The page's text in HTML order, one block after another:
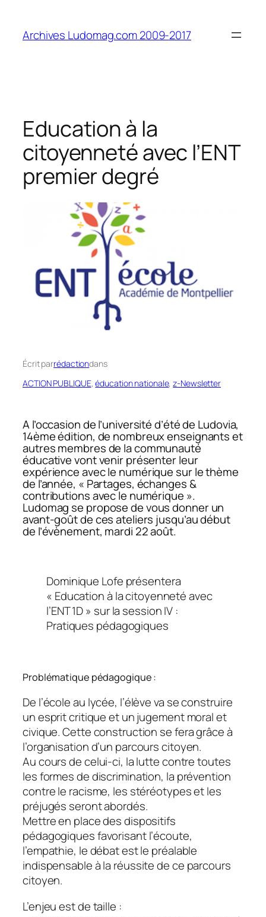
contenu
Archives Ludomag.com 2009-2017
Education à la
citoyenneté avec l’ENT
premier degré
Écrit parrédactiondans
ACTION PUBLIQUE, éducation nationale, z-Newsletter
A l’occasion de l’université d’été de Ludovia,
14ème édition, de nombreux enseignants et
autres membres de la communauté
éducative vont venir présenter leur
expérience avec le numérique sur le thème
de l’année, « Partages, échanges &
contributions avec le numérique ».
Ludomag se propose de vous donner un
avant-goût de ces ateliers jusqu’au début
de l’évènement, mardi 22 août.
Dominique Lofe présentera
« Education à la citoyenneté avec
l’ENT 1D » sur la session IV :
Pratiques pédagogiques
Problématique pédagogique :
De l’école au lycée, l’élève va se construire
un esprit critique et un jugement moral et
civique. Cette construction se fera grâce à
l’organisation d’un parcours citoyen.
Au cours de celui-ci, la lutte contre toutes
les formes de discrimination, la prévention
contre le racisme, les stéréotypes et les
préjugés seront abordés.
Mettre en place des dispositifs
pédagogiques favorisant l’écoute,
l’empathie, le débat est le préalable
indispensable à la réussite de ce parcours
citoyen.
L’enjeu est de taille :